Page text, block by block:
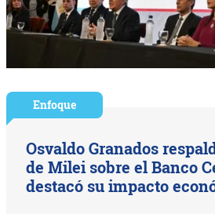
Enfoque
Osvaldo Granados
de Milei sobre el Banco
destacó su impacto